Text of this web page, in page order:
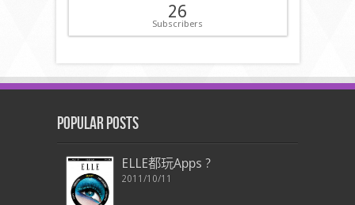
26
Subscribers
Popular Posts
ELLE都玩Apps ?
2011/10/11